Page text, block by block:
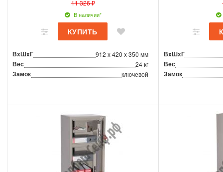
11 326 ₽
В наличии*
ВxШxГ 912 x 420 x 350 мм
Вес 24 кг
Замок ключевой
ВxШxГ
Вес
Замок